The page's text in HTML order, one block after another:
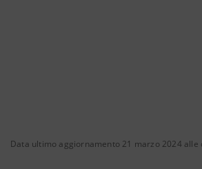
Data ultimo aggiornamento 21 marzo 2024 alle